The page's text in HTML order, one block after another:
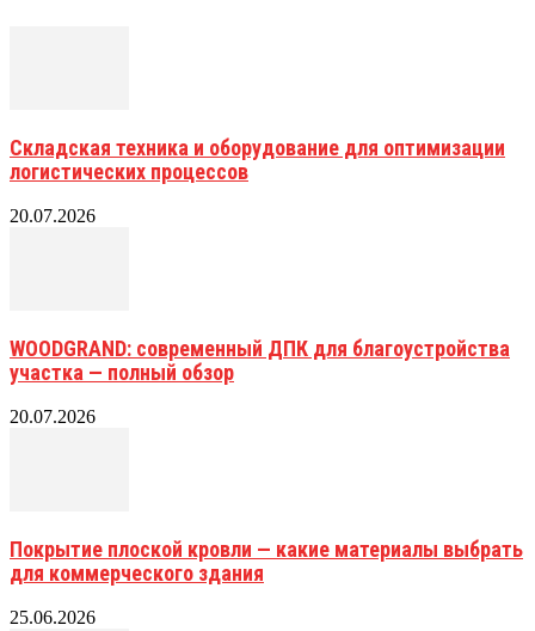
Складская техника и оборудование для оптимизации
логистических процессов
20.07.2026
WOODGRAND: современный ДПК для благоустройства
участка — полный обзор
20.07.2026
Покрытие плоской кровли — какие материалы выбрать
для коммерческого здания
25.06.2026